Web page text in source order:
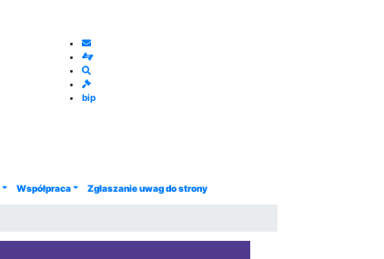
bip
Współpraca Zgłaszanie uwag do strony